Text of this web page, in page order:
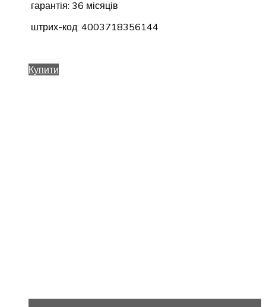
гарантія: 36 місяців
штрих-код: 4003718356144
Купити